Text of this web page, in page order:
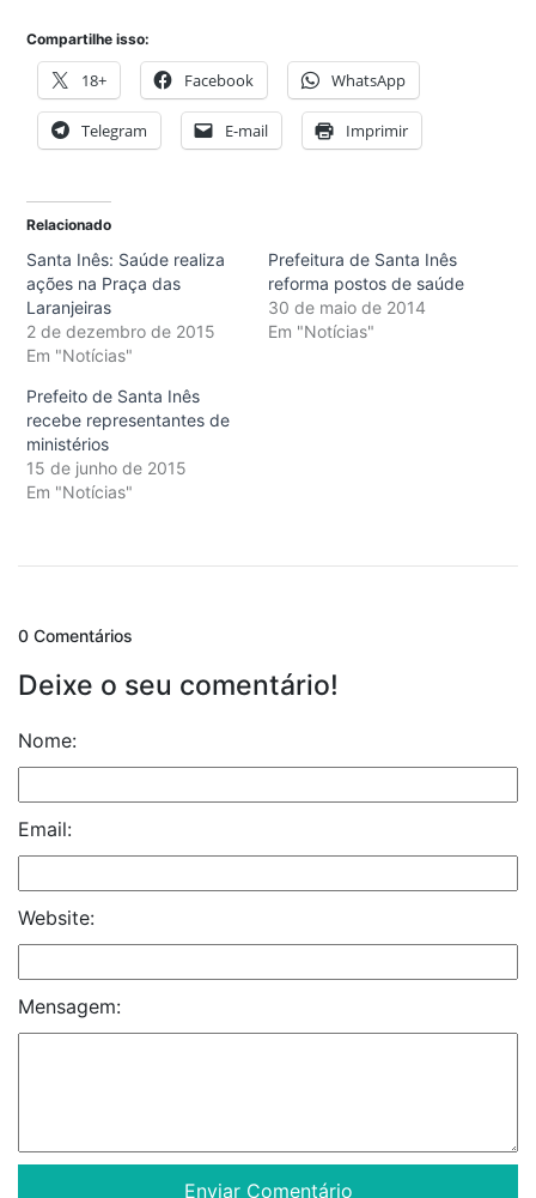
Compartilhe isso:
18+ Facebook WhatsApp
Telegram E-mail Imprimir
Relacionado
Santa Inês: Saúde realiza
ações na Praça das
Laranjeiras
2 de dezembro de 2015
Em "Notícias"
Prefeitura de Santa Inês
reforma postos de saúde
30 de maio de 2014
Em "Notícias"
Prefeito de Santa Inês
recebe representantes de
ministérios
15 de junho de 2015
Em "Notícias"
0 Comentários
Deixe o seu comentário!
Nome:
Email:
Website:
Mensagem: